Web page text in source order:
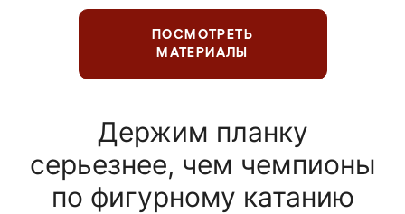
ПОСМОТРЕТЬ
МАТЕРИАЛЫ
Держим планку
серьезнее, чем чемпионы
по фигурному катанию